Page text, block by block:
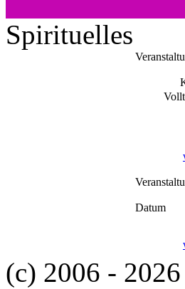
Spirituelles
Datum
(c) 2006 -